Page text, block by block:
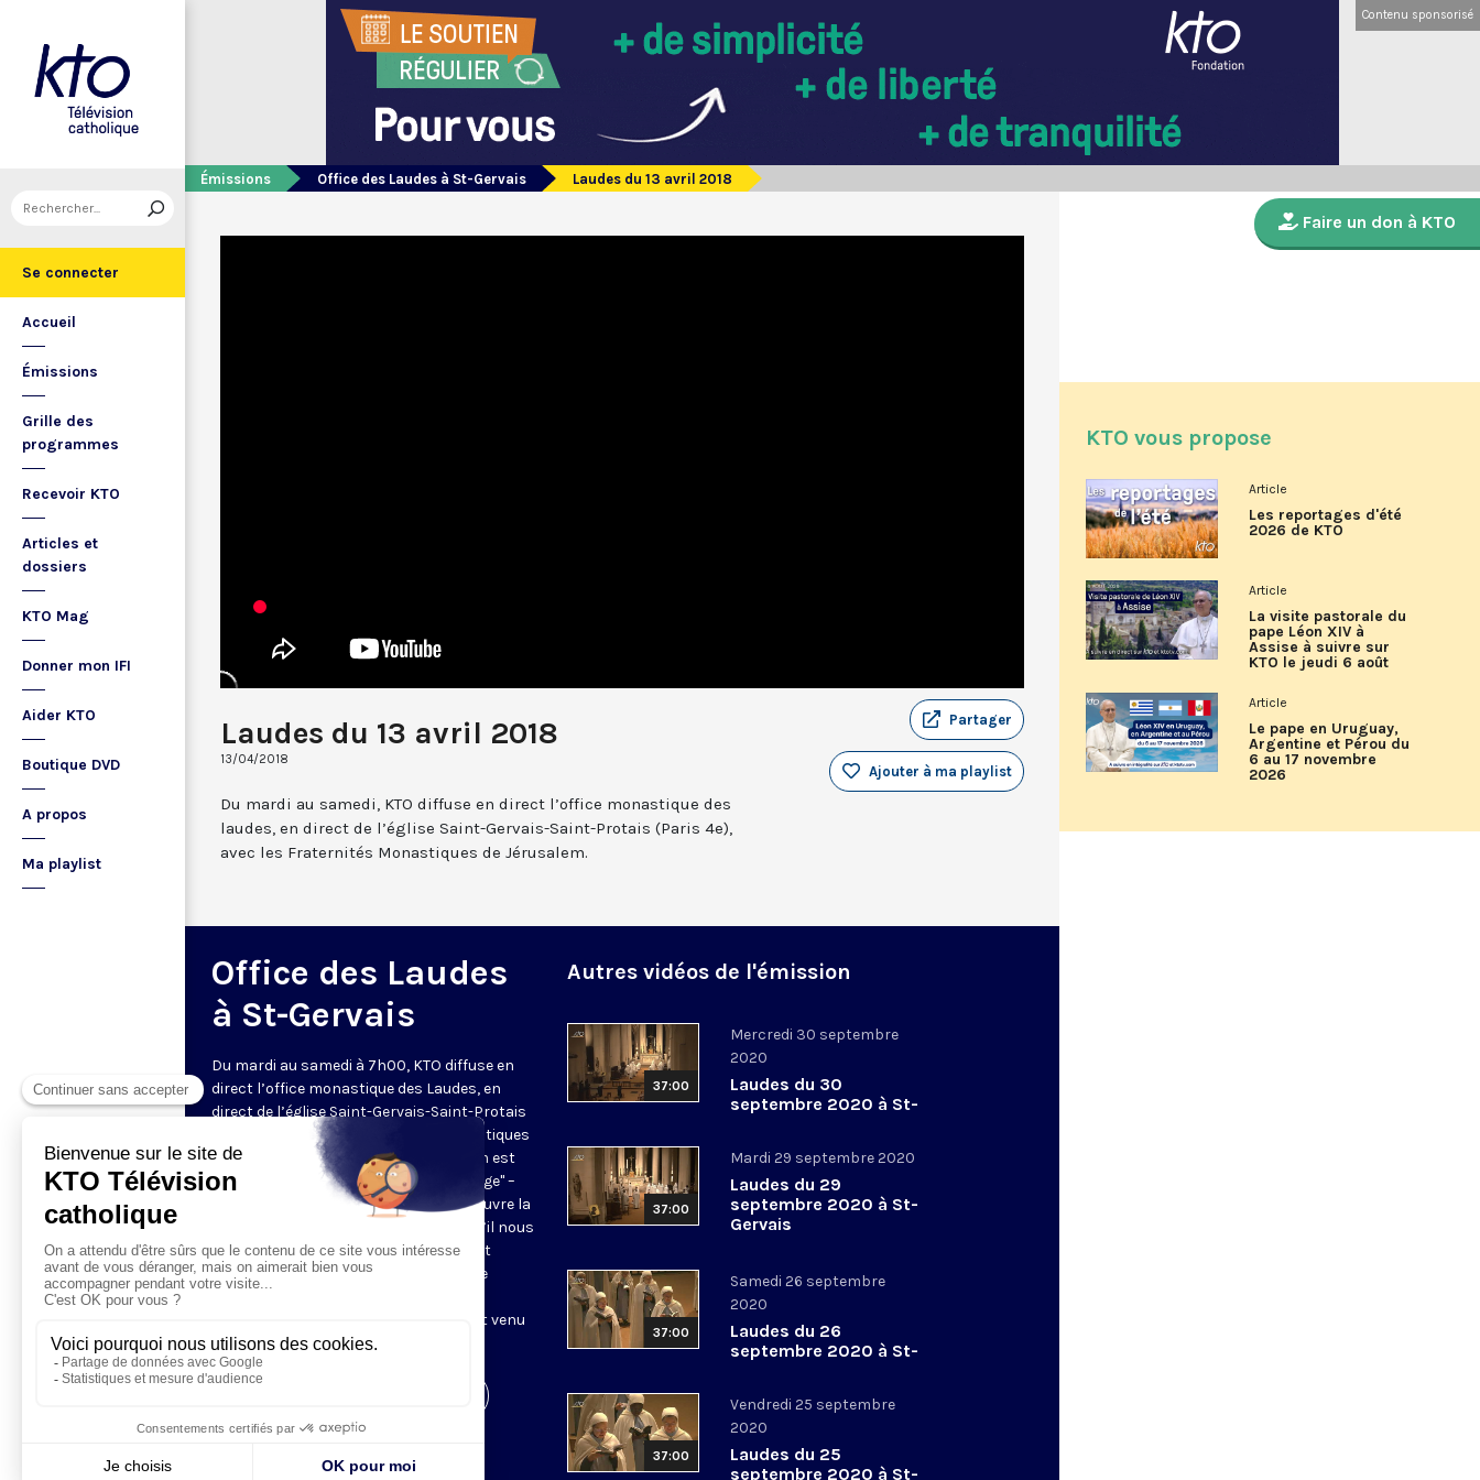
Se connecter
Accueil
Émissions
Grille des
programmes
Recevoir KTO
Articles et
dossiers
KTO Mag
Donner mon IFI
Aider KTO
Boutique DVD
A propos
Ma playlist
Contenu sponsorisé
Émissions Office des Laudes à St-Gervais Laudes du 13 avril 2018
Laudes du 13 avril 2018
13/04/2018
Partager
Ajouter à ma playlist
Du mardi au samedi, KTO diffuse en direct l’office monastique des
laudes, en direct de l’église Saint-Gervais-Saint-Protais (Paris 4e),
avec les Fraternités Monastiques de Jérusalem.
Office des Laudes
à St-Gervais
Du mardi au samedi à 7h00, KTO diffuse en
direct l’office monastique des Laudes, en
direct de l’église Saint-Gervais-Saint-Protais
(Paris IVe), avec les Fraternités Monastiques
de Jérusalem. Les Laudes – dont le nom est
dérivé du terme latin qui signifie "louange" –
sont d’abord la prière de louange qui ouvre la
journée pour remercier Dieu du don qu’il nous
fait de ce jour nouveau, et le placer tout
entier sous son regard. Mais son heure
Résurrection du Seigneur, "soleil levant venu
nous visiter" (Lc 1,28).
Autres vidéos de l'émission
37:00
Mercredi 30 septembre
2020
Laudes du 30
septembre 2020 à St-
37:00
Mardi 29 septembre 2020
Laudes du 29
septembre 2020 à St-
Gervais
37:00
Samedi 26 septembre
2020
Laudes du 26
septembre 2020 à St-
37:00
Vendredi 25 septembre
2020
Laudes du 25
septembre 2020 à St-
Faire un don à KTO
KTO vous propose
Article
Les reportages d'été
2026 de KTO
Article
La visite pastorale du
pape Léon XIV à
Assise à suivre sur
KTO le jeudi 6 août
Article
Le pape en Uruguay,
Argentine et Pérou du
6 au 17 novembre
2026